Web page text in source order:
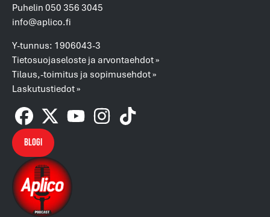
Puhelin 050 356 3045
info@aplico.fi
Y-tunnus: 1906043-3
Tietosuojaseloste ja arvontaehdot »
Tilaus,-toimitus ja sopimusehdot »
Laskutustiedot »
Blogi